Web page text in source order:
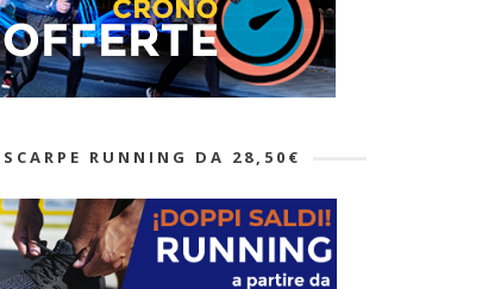
SCARPE RUNNING DA 28,50€